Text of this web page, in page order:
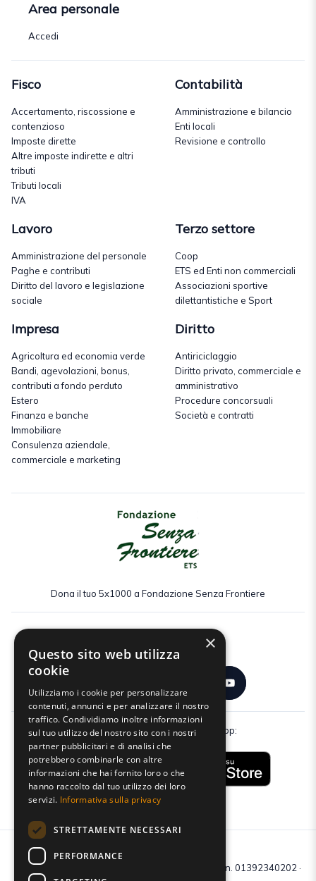
Area personale
Accedi
Fisco
Accertamento, riscossione e
contenzioso
Imposte dirette
Altre imposte indirette e altri
tributi
Tributi locali
IVA
Contabilità
Amministrazione e bilancio
Enti locali
Revisione e controllo
Lavoro
Amministrazione del personale
Paghe e contributi
Diritto del lavoro e legislazione
sociale
Terzo settore
Coop
ETS ed Enti non commerciali
Associazioni sportive
dilettantistiche e Sport
Impresa
Agricoltura ed economia verde
Bandi, agevolazioni, bonus,
contributi a fondo perduto
Estero
Finanza e banche
Immobiliare
Consulenza aziendale,
commerciale e marketing
Diritto
Antiriciclaggio
Diritto privato, commerciale e
amministrativo
Procedure concorsuali
Società e contratti
Dona il tuo 5x1000 a Fondazione Senza Frontiere
Scarica gratuitamente la nostra app:
C.F e P.IVA: 01392340202 · Reg.Imp. di Mantova: n. 01392340202 ·
×
Questo sito web utilizza
cookie
Utilizziamo i cookie per personalizzare
contenuti, annunci e per analizzare il nostro
traffico. Condividiamo inoltre informazioni
sul tuo utilizzo del nostro sito con i nostri
partner pubblicitari e di analisi che
potrebbero combinarle con altre
informazioni che hai fornito loro o che
hanno raccolto dal tuo utilizzo dei loro
servizi. Informativa sulla privacy
STRETTAMENTE NECESSARI
PERFORMANCE